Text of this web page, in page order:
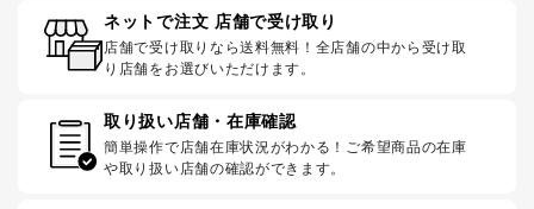
ネットで注文 店舗で受け取り
店舗で受け取りなら送料無料！全店舗の中から受け取
り店舗をお選びいただけます。
取り扱い店舗・在庫確認
簡単操作で店舗在庫状況がわかる！ご希望商品の在庫
や取り扱い店舗の確認ができます。